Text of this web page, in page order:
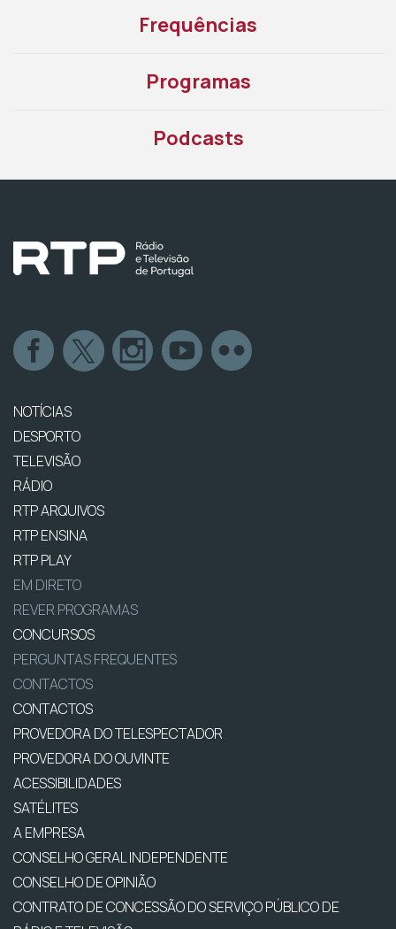
Frequências
Programas
Podcasts
NOTÍCIAS
DESPORTO
TELEVISÃO
RÁDIO
RTP ARQUIVOS
RTP ENSINA
RTP PLAY
EM DIRETO
REVER PROGRAMAS
CONCURSOS
PERGUNTAS FREQUENTES
CONTACTOS
CONTACTOS
PROVEDORA DO TELESPECTADOR
PROVEDORA DO OUVINTE
ACESSIBILIDADES
SATÉLITES
A EMPRESA
CONSELHO GERAL INDEPENDENTE
CONSELHO DE OPINIÃO
CONTRATO DE CONCESSÃO DO SERVIÇO PÚBLICO DE